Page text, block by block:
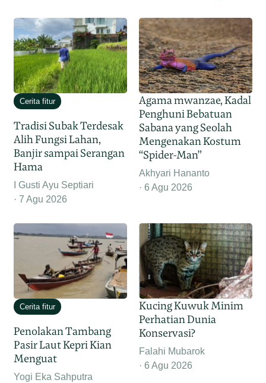
Cerita fitur
Tradisi Subak Terdesak
Alih Fungsi Lahan,
Banjir sampai Serangan
Hama
I Gusti Ayu Septiari
7 Agu 2026
Agama mwanzae, Kadal
Penghuni Bebatuan
Sabana yang Seolah
Mengenakan Kostum
“Spider-Man”
Akhyari Hananto
6 Agu 2026
Cerita fitur
Penolakan Tambang
Pasir Laut Kepri Kian
Menguat
Yogi Eka Sahputra
Kucing Kuwuk Minim
Perhatian Dunia
Konservasi?
Falahi Mubarok
6 Agu 2026